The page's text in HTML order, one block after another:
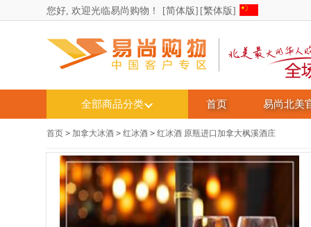
您好, 欢迎光临易尚购物！ [简体版] [繁体版]
全部商品分类 首页 易尚北美
首页 > 加拿大冰酒 > 红冰酒 > 红冰酒 原瓶进口加拿大枫溪酒庄